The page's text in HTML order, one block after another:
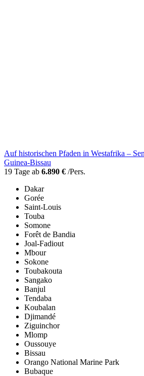
Auf historischen Pfaden in Westafrika –
Guinea-Bissau
19 Tage ab 6.890 € /Pers.
Dakar
Gorée
Saint-Louis
Touba
Somone
Forêt de Bandia
Joal-Fadiout
Mbour
Sokone
Toubakouta
Sangako
Banjul
Tendaba
Koubalan
Djimandé
Ziguinchor
Mlomp
Oussouye
Bissau
Orango National Marine Park
Bubaque